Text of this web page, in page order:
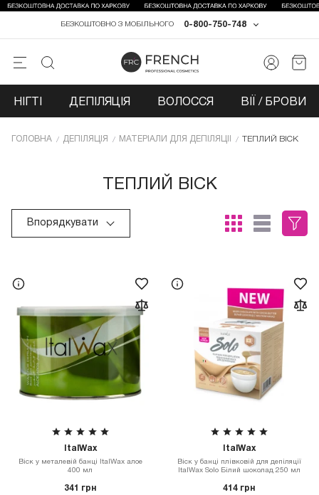
0-800-750-748
БЕЗКОШТОВНО З МОБІЛЬНОГО
НІГТІ ДЕПІЛЯЦІЯ ВОЛОССЯ ВІЇ / БРОВИ
ГОЛОВНА ДЕПІЛЯЦІЯ МАТЕРІАЛИ ДЛЯ ДЕПІЛЯЦІЇ ТЕПЛИЙ ВІСК
ТЕПЛИЙ ВІСК
Впорядкувати
ItalWax
Віск у металевій банці ItalWax алое
400 мл
341 грн
ItalWax
Віск у банці плівковій для депіляції
ItalWax Solo Білий шоколад 250 мл
414 грн